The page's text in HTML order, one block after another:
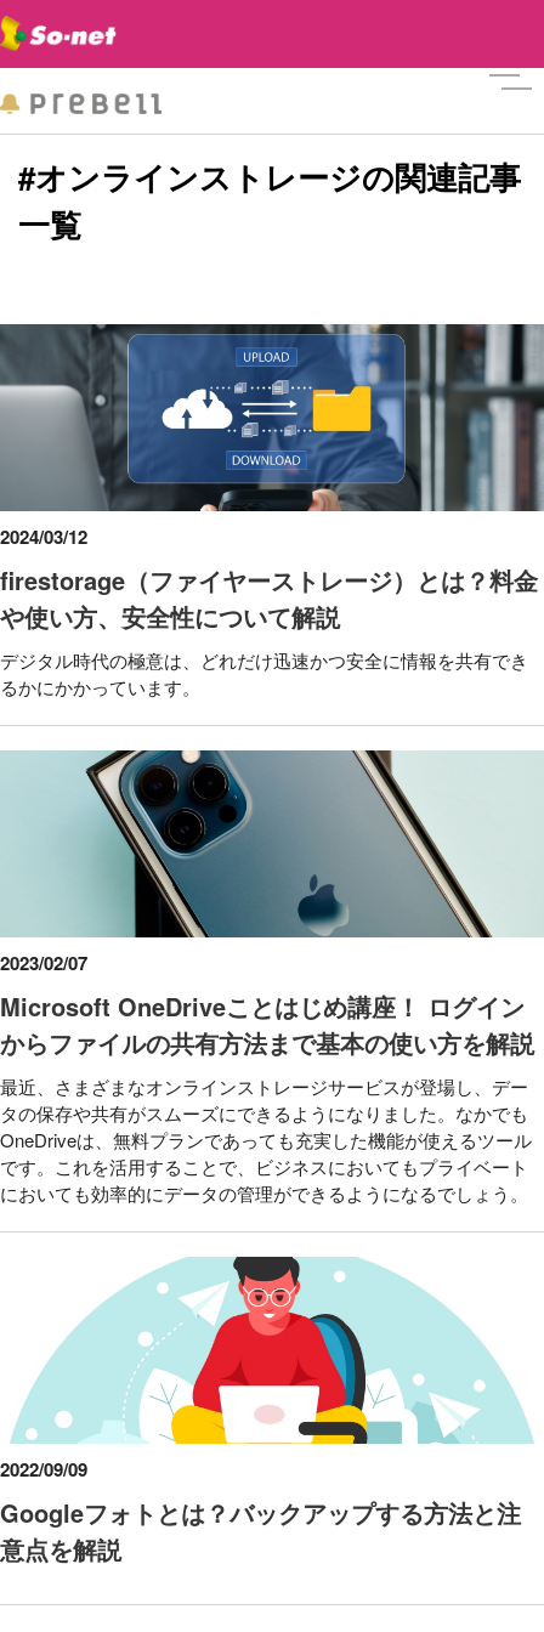
#オンラインストレージの関連記事
一覧
firestorage（ファイヤーストレージ）とは？料金
や使い方、安全性について解説
2024/03/12
デジタル時代の極意は、どれだけ迅速かつ安全に情報を共有でき
るかにかかっています。
Microsoft OneDriveことはじめ講座！ ログイン
からファイルの共有方法まで基本の使い方を解説
2023/02/07
最近、さまざまなオンラインストレージサービスが登場し、デー
タの保存や共有がスムーズにできるようになりました。なかでも
OneDriveは、無料プランであっても充実した機能が使えるツール
です。これを活用することで、ビジネスにおいてもプライベート
においても効率的にデータの管理ができるようになるでしょう。
Googleフォトとは？バックアップする方法と注
意点を解説
2022/09/09